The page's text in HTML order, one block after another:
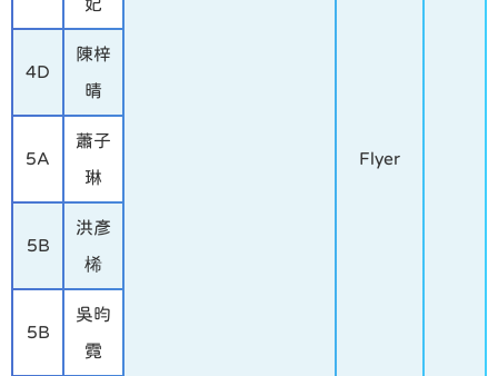
Flyer
4D
陳梓
晴
5A
蕭子
琳
5B
洪彥
桸
5B
吳昀
霓